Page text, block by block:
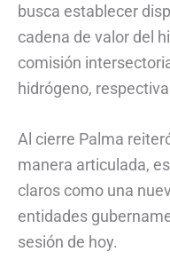
busca establecer
cadena de valor del
comisión
hidrógeno,
Al cierre Palma
manera articulada,
claros como una
entidades
sesión de hoy.